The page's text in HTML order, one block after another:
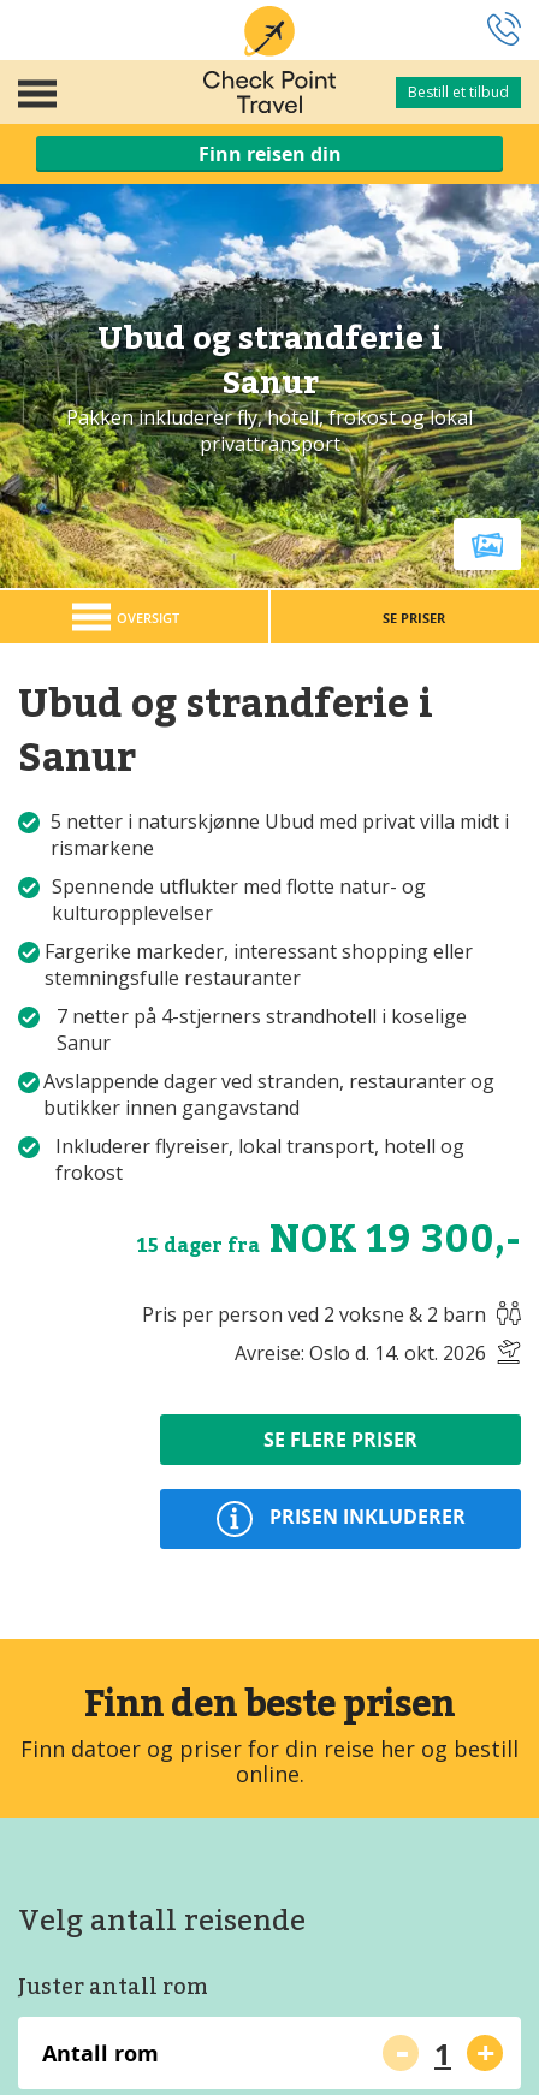
Bestill et tilbud
Bestill et tilbud
Finn reisen din
Ubud og strandferie i
Sanur
Pakken inkluderer fly, hotell, frokost og lokal
privattransport
OVERSIGT SE PRISER
Ubud og strandferie i
Sanur
5 netter i naturskjønne Ubud med privat villa midt i
rismarkene
Spennende utflukter med flotte natur- og
kulturopplevelser
Fargerike markeder, interessant shopping eller
stemningsfulle restauranter
7 netter på 4-stjerners strandhotell i koselige
Sanur
Avslappende dager ved stranden, restauranter og
butikker innen gangavstand
Inkluderer flyreiser, lokal transport, hotell og
frokost
15 dager fra NOK 19 300,-
Pris per person ved 2 voksne & 2 barn
Avreise: Oslo d. 14. okt. 2026
SE FLERE PRISER
PRISEN INKLUDERER
Finn den beste prisen
Finn datoer og priser for din reise her og bestill
online.
Velg antall reisende
Juster antall rom
Antall rom - +